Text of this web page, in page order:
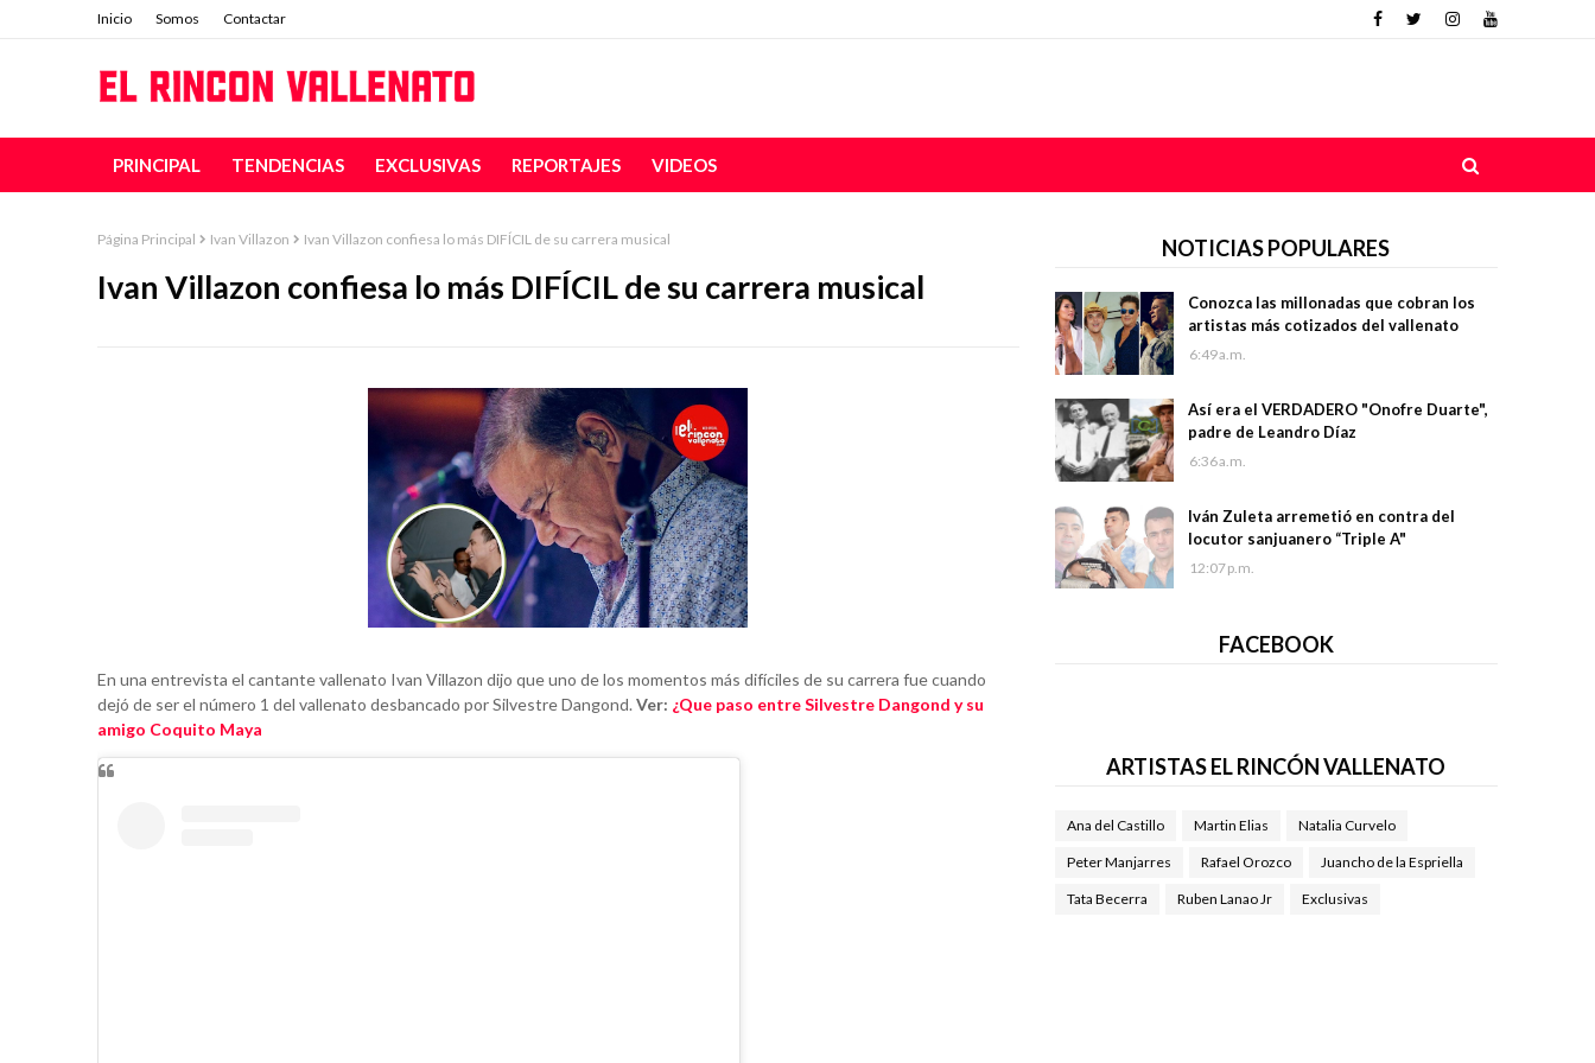
Inicio Somos Contactar
PRINCIPAL TENDENCIAS EXCLUSIVAS REPORTAJES VIDEOS
Página Principal Ivan Villazon Ivan Villazon confiesa lo más DIFÍCIL de su carrera musical
Ivan Villazon confiesa lo más DIFÍCIL de su carrera musical
En una entrevista el cantante vallenato Ivan Villazon dijo que uno de los momentos más difíciles de su carrera fue cuando
dejó de ser el número 1 del vallenato desbancado por Silvestre Dangond.Ver: ¿Que paso entre Silvestre Dangond y su
amigo Coquito Maya
NOTICIAS POPULARES
Conozca las millonadas que cobran los
artistas más cotizados del vallenato
6:49 a.m.
Así era el VERDADERO "Onofre Duarte",
padre de Leandro Díaz
6:36 a.m.
Iván Zuleta arremetió en contra del
locutor sanjuanero “Triple A"
12:07 p.m.
FACEBOOK
ARTISTAS EL RINCÓN VALLENATO
Ana del Castillo Martin Elias Natalia Curvelo
Peter Manjarres Rafael Orozco Juancho de la Espriella
Tata Becerra Ruben Lanao Jr Exclusivas